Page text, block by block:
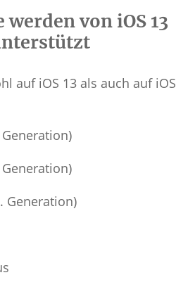
werden von iOS 13
auf iOS 13 als auch auf iOS
Generation)
Generation)
Generation)